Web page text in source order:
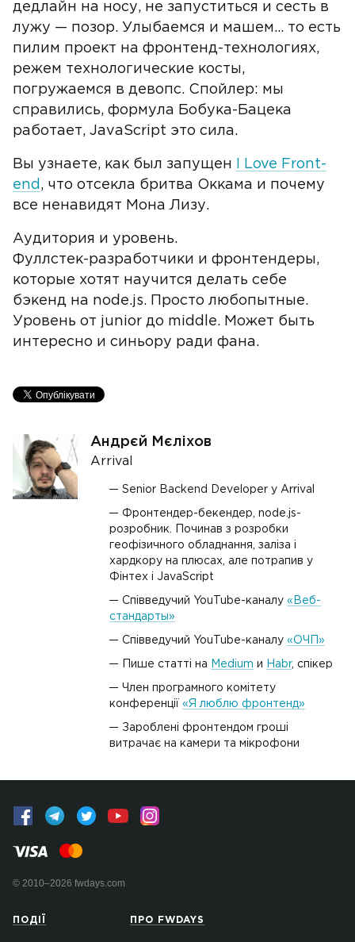
дедлайн на носу, не запуститься и сесть в
лужу — позор. Улыбаемся и машем... то есть
пилим проект на фронтенд-технологиях,
режем технологические косты,
погружаемся в девопс. Спойлер: мы
справились, формула Бобука-Бацека
работает, JavaScript это сила.
Вы узнаете, как был запущен
I Love Front-
end , что отсекла бритва Оккама и почему
все ненавидят Мона Лизу.
Аудитория и уровень.
Фуллстек-разработчики и фронтендеры,
которые хотят научится делать себе
бэкенд на node.js. Просто любопытные.
Уровень от junior до middle. Может быть
интересно и синьору ради фана.
Андрєй Мєліхов
Arrival
Senior Backend Developer у Arrival
Фронтендер-бекендер, node.js-
розробник. Починав з розробки
геофізичного обладнання, заліза і
хардкору на плюсах, але потрапив у
Фінтех і JavaScript
Співведучий YouTube-каналу «Веб-
стандарты»
Співведучий YouTube-каналу «ОЧП»
Пише статті на Medium и Habr, спікер
Член програмного комітету
конференції «Я люблю фронтенд»
Зароблені фронтендом гроші
витрачає на камери та мікрофони
© 2010–2026 fwdays.com
ПОДІЇ ПРО FWDAYS